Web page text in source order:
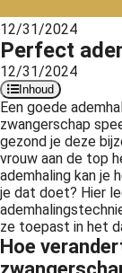
12/31/2024
Perfect
12/31/2024
Inhoud
Een goede
zwangerschap
gezond je deze
vrouw aan de top
ademhaling kan je
je dat doet? Hier
ze toepast in het
Hoe
worden
om
te
over
van
op